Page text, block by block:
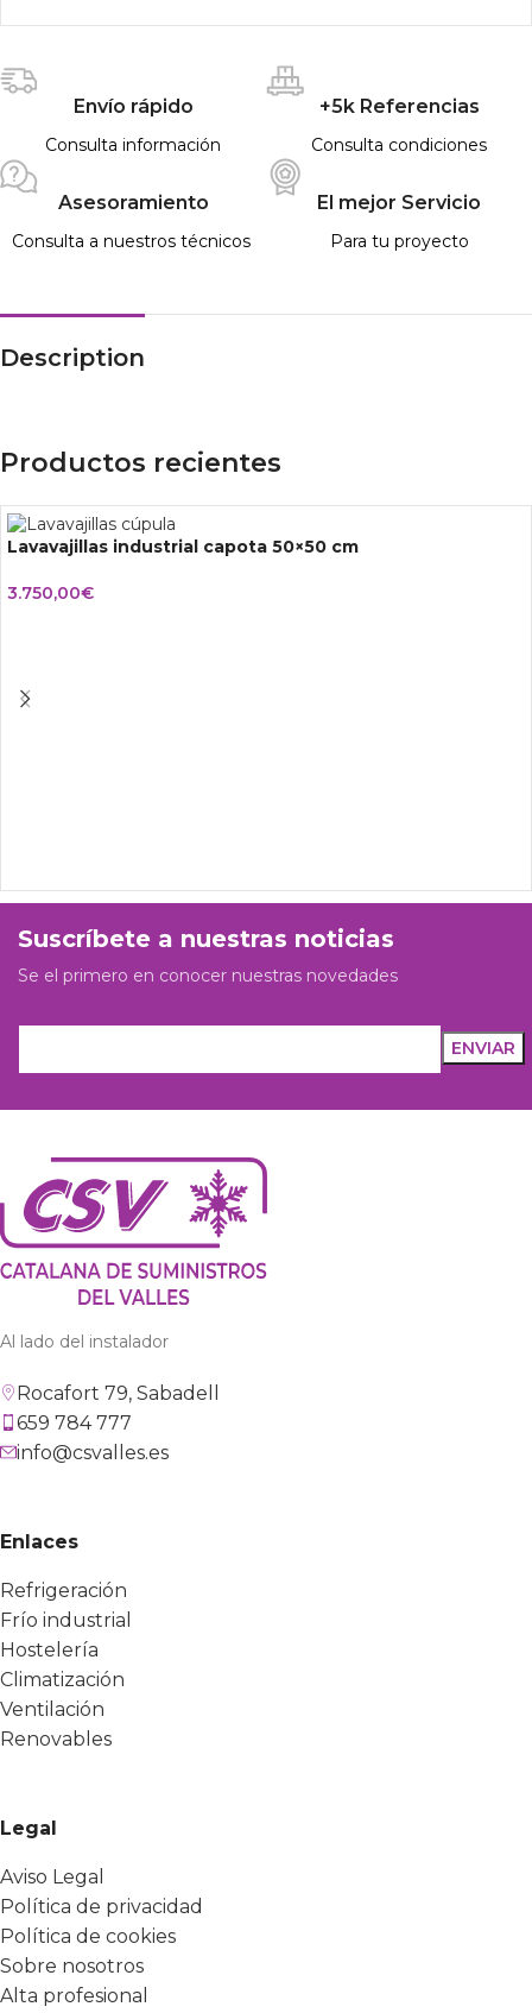
Envío rápido
Consulta información
+5k Referencias
Consulta condiciones
Asesoramiento
Consulta a nuestros técnicos
El mejor Servicio
Para tu proyecto
Description
Productos recientes
Lavavajillas industrial capota 50×50 cm
3.750,00€
Suscríbete a nuestras noticias
Se el primero en conocer nuestras novedades
Al lado del instalador
Rocafort 79, Sabadell
659 784 777
info@csvalles.es
Enlaces
Refrigeración
Frío industrial
Hostelería
Climatización
Ventilación
Renovables
Legal
Aviso Legal
Política de privacidad
Política de cookies
Sobre nosotros
Alta profesional